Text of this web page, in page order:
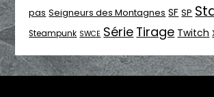
pas Seigneurs des Montagnes SF SP
Steampunk SWCE Série Tirage Twitch